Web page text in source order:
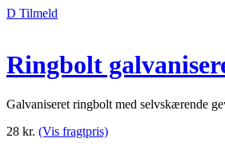
D Tilmeld
Ringbolt
Galvaniseret ringbolt med selvskærende
28 kr. (Vis fragtpris)